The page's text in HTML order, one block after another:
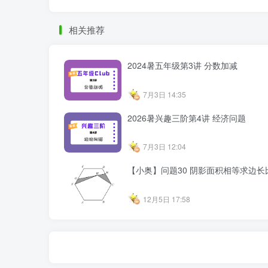
相关推荐
2024暑五年级第3讲 分数加减
7月3日 14:35
2026暑兴趣三阶第4讲 经济问题
7月3日 12:04
【小奥】问题30 阴影面积相等求边长
12月5日 17:58